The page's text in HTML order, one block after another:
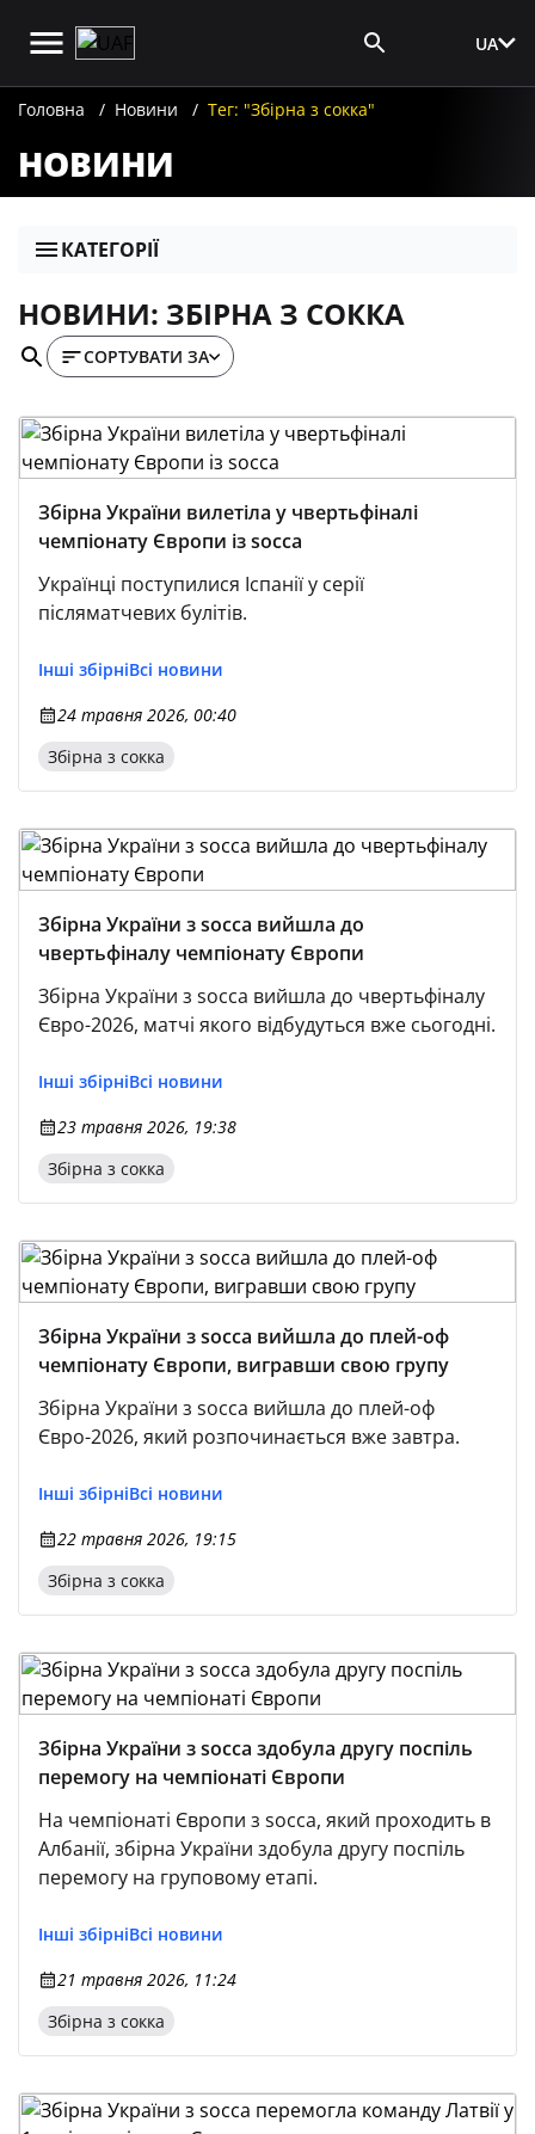
UA
Головна Новини Тег: "Збірна з сокка"
НОВИНИ
КАТЕГОРІЇ
НОВИНИ: ЗБІРНА З СОККА
СОРТУВАТИ ЗА
Збірна України вилетіла у чвертьфіналі
чемпіонату Європи із socca
Українці поступилися Іспанії у серії
післяматчевих булітів.
Інші збірніВсі новини
24 травня 2026, 00:40
Збірна з сокка
Збірна України з socca вийшла до
чвертьфіналу чемпіонату Європи
Збірна України з socca вийшла до чвертьфіналу
Євро-2026, матчі якого відбудуться вже сьогодні.
Інші збірніВсі новини
23 травня 2026, 19:38
Збірна з сокка
Збірна України з socca вийшла до плей-оф
чемпіонату Європи, вигравши свою групу
Збірна України з socca вийшла до плей-оф
Євро-2026, який розпочинається вже завтра.
Інші збірніВсі новини
22 травня 2026, 19:15
Збірна з сокка
Збірна України з socca здобула другу поспіль
перемогу на чемпіонаті Європи
На чемпіонаті Європи з socca, який проходить в
Албанії, збірна України здобула другу поспіль
перемогу на груповому етапі.
Інші збірніВсі новини
21 травня 2026, 11:24
Збірна з сокка